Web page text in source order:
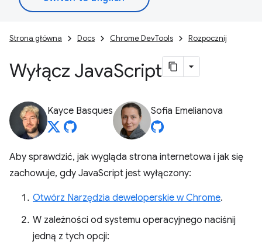
Strona główna Docs Chrome DevTools Rozpocznij
Wyłącz JavaScript
Kayce Basques Sofia Emelianova
Aby sprawdzić, jak wygląda strona internetowa i jak się
zachowuje, gdy JavaScript jest wyłączony:
Otwórz Narzędzia deweloperskie w Chrome.
W zależności od systemu operacyjnego naciśnij
jedną z tych opcji: